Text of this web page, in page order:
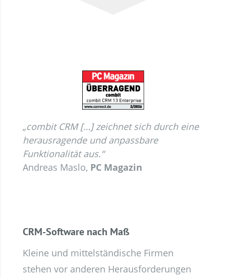
„combit CRM […] zeichnet sich durch eine
herausragende und anpassbare
Funktionalität aus.“
Andreas Maslo, PC Magazin
CRM-Software nach Maß
Kleine und mittelständische Firmen
stehen vor anderen Herausforderungen